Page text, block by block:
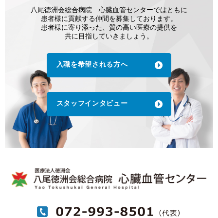
八尾徳洲会総合病院 心臓血管センターではともに
患者様に貢献する仲間を募集しております。
患者様に寄り添った、質の高い医療の提供を
共に目指していきましょう。
入職を希望される方へ
スタッフインタビュー